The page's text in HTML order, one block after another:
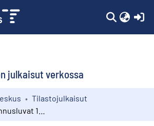
julkaisut verkossa
Tilastojulkaisut